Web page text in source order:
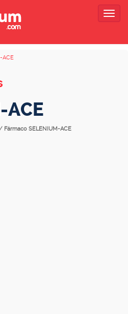
ACE
ACE
Fármaco SELENIUM-ACE